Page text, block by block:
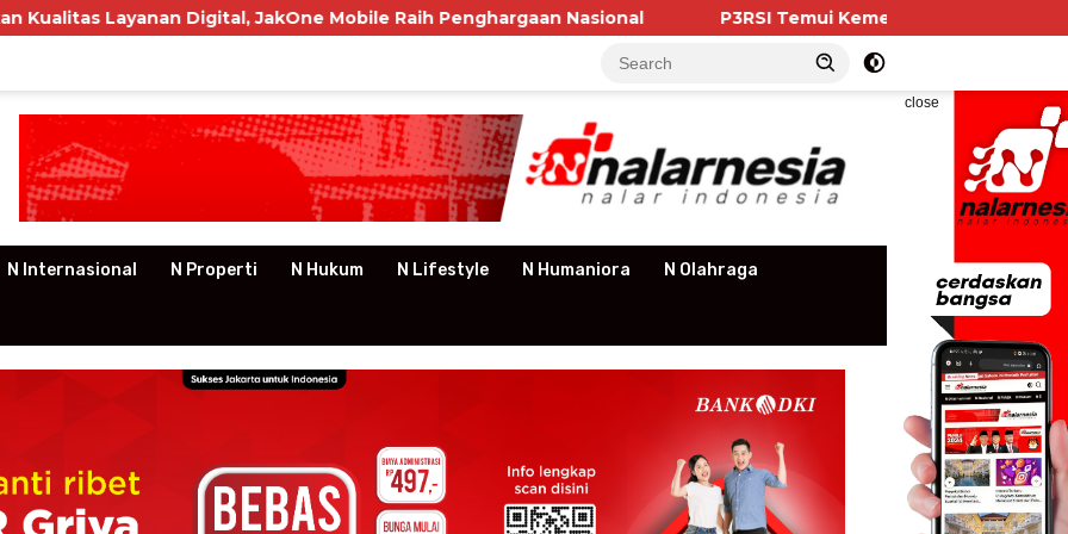
JakOne Mobile Raih Penghargaan Nasional P3RSI Temui Kementerian PKP, Pengurus Apartemen
close
N Internasional N Properti N Hukum N Lifestyle N Humaniora N Olahraga